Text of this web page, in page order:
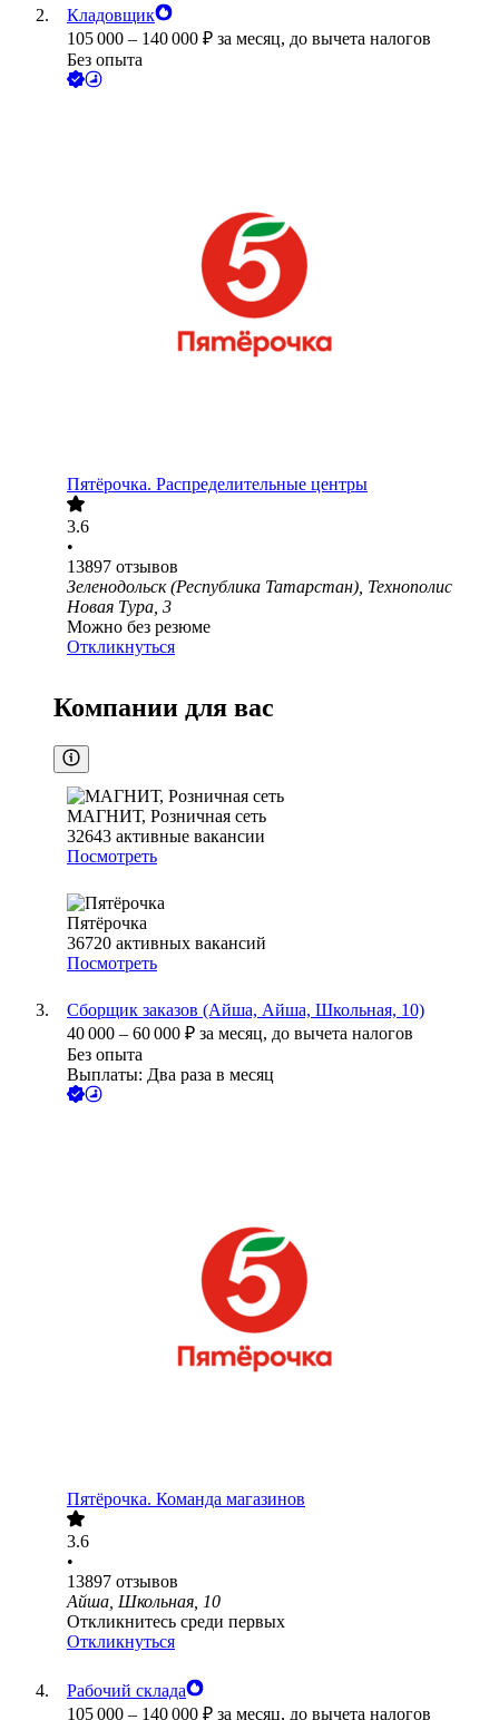
Кладовщик
105 000 – 140 000 ₽ за месяц, до вычета налогов
Без опыта
Пятёрочка. Распределительные центры
3.6
•
13897 отзывов
Зеленодольск (Республика Татарстан), Технополис
Новая Тура, 3
Можно без резюме
Откликнуться
Компании для вас
МАГНИТ, Розничная сеть
32643 активные вакансии
Посмотреть
Пятёрочка
36720 активных вакансий
Посмотреть
Сборщик заказов (Айша, Айша, Школьная, 10)
40 000 – 60 000 ₽ за месяц, до вычета налогов
Без опыта
Выплаты: Два раза в месяц
Пятёрочка. Команда магазинов
3.6
•
13897 отзывов
Айша, Школьная, 10
Откликнитесь среди первых
Откликнуться
Рабочий склада
105 000 – 140 000 ₽ за месяц, до вычета налогов